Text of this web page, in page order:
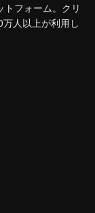
フォーム。クリ
人以上が利用し